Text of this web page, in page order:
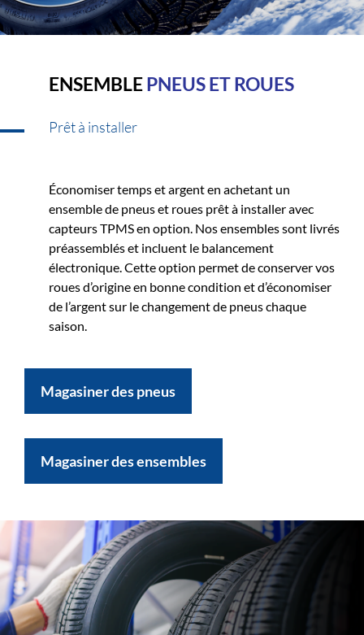
ENSEMBLEPNEUS ET ROUES
Prêt à installer
Économiser temps et argent en achetant un
ensemble de pneus et roues prêt à installer avec
capteurs TPMS en option. Nos ensembles sont livrés
préassemblés et incluent le balancement
électronique. Cette option permet de conserver vos
roues d’origine en bonne condition et d’économiser
de l’argent sur le changement de pneus chaque
saison.
Magasiner des pneus
Magasiner des ensembles